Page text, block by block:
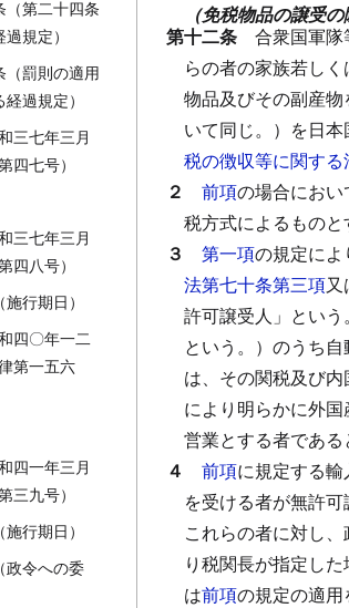
（第二十四条
規定）
（罰則の適用
過規定）
三七年三月
四七号）
三七年三月
四八号）
行期日）
四〇年一二
第一五六
四一年三月
三九号）
行期日）
政令への委
（免税物品の譲受
第十二条 合衆国軍
らの者の家族若しく
物品及びその副産
いて同じ。）を日
税の徴収等に関する
２ 前項の場合におい
税方式によるものと
３ 第一項の規定によ
法第七十条第三項又
許可譲受人」とい
という。）のうち
は、その関税及び
により明らかに外
営業とする者である
４ 前項に規定する
を受ける者が無許
これらの者に対し
り税関長が指定した
は前項の規定の適